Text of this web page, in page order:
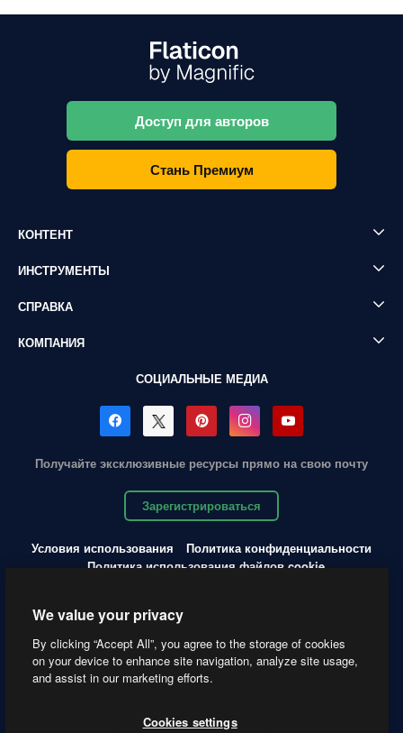
Доступ для авторов
Стань Премиум
КОНТЕНТ
ИНСТРУМЕНТЫ
СПРАВКА
КОМПАНИЯ
СОЦИАЛЬНЫЕ МЕДИА
Получайте эксклюзивные ресурсы прямо на свою почту
Зарегистрироваться
Условия использования
Политика конфиденциальности
Политика использования файлов cookie
Copyright © 2010-2026 Freepik Company S.L.U. Все права
защищены.
We value your privacy
By clicking “Accept All”, you agree to the storage of cookies
on your device to enhance site navigation, analyze site usage,
and assist in our marketing efforts.
Cookies settings